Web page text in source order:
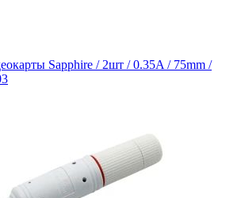
Sapphire / 2шт / 0.35A / 75mm /